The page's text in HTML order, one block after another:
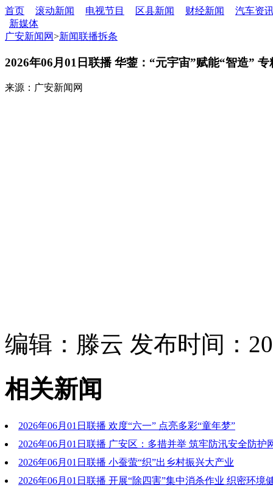
首页 滚动新闻 电视节目 区县新闻 财经新闻
汽车资
新媒体
广安新闻网>新闻联播拆条
2026年06月01日联播 华蓥：“元宇宙”赋能“智造”
来源：广安新闻网
编辑：滕云 发布时间：
相关新闻
2026年06月01日联播 欢度“六一” 点亮多彩“童年梦”
2026年06月01日联播 广安区：多措并举 筑牢防汛安全防护
2026年06月01日联播 小蚕萤“织”出乡村振兴大产业
2026年06月01日联播 开展“除四害”集中消杀作业 织密环境